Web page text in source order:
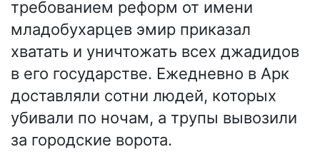
требованием реформ от имени
младобухарцев эмир приказал
хватать и уничтожать всех джадидов
в его государстве. Ежедневно в Арк
доставляли сотни людей, которых
убивали по ночам, а трупы вывозили
за городские ворота.